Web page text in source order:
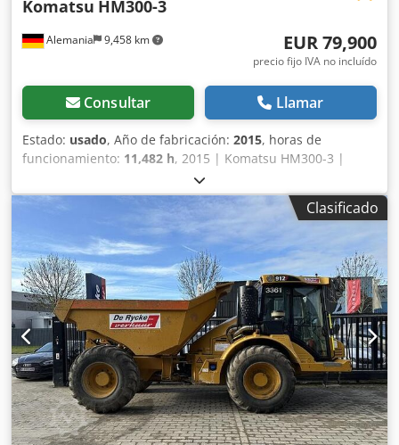
Alemania 9,458 km
Komatsu HM300-3
EUR 79,900
precio fijo IVA no incluído
Consultar Llamar
Estado: usado, Año de fabricación: 2015, horas de
funcionamiento: 11,482 h, 2015 | Komatsu HM300-3 |
Dumper articulado de segunda mano | 11.482 horas 📍
Ubicación: Alemania Cedpfxex Twano Aiysha 🚛 ¡Envío
disponible a su destino! Utilice nuestra calculadora de
transporte para estimar los costes de envío. 💰 Cómpralo
ahora por 79.900 EUR o haz una oferta. Pago a la entrega
disponible por una tarifa asequible (sujeto a aprobación)*
👷‍♂️ Inspeccionado por un experto independiente 62 puntos
de inspección: 58 aprobados ✅ 1 imperfecto ℹ️ 3 incidencias
⚠️ 📌 Comentario del inspector: Capó del motor dañado, se
reemplazará. El daño de impacto también será reparado.
La máquina ha trabajado con cal, lo que puede generar un
desgaste adicional. 📄 ¿Quieres ver la inspección completa,
fotos adicionales o un vídeo? Consejo: La referencia "39844
Equippo" es habitual para buscar más detalles en línea. 💡
Por qué esta máquina y nuestro servicio destacan: ✔
Clasificado